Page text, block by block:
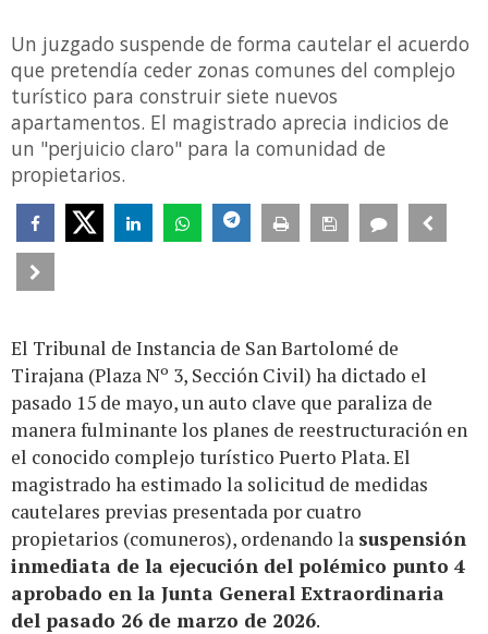
Un juzgado suspende de forma cautelar el acuerdo
que pretendía ceder zonas comunes del complejo
turístico para construir siete nuevos
apartamentos. El magistrado aprecia indicios de
un "perjuicio claro" para la comunidad de
propietarios.
El Tribunal de Instancia de San Bartolomé de
Tirajana (Plaza Nº 3, Sección Civil) ha dictado el
pasado 15 de mayo, un auto clave que paraliza de
manera fulminante los planes de reestructuración en
el conocido complejo turístico Puerto Plata. El
magistrado ha estimado la solicitud de medidas
cautelares previas presentada por cuatro
propietarios (comuneros), ordenando la suspensión
inmediata de la ejecución del polémico punto 4
aprobado en la Junta General Extraordinaria
del pasado 26 de marzo de 2026.